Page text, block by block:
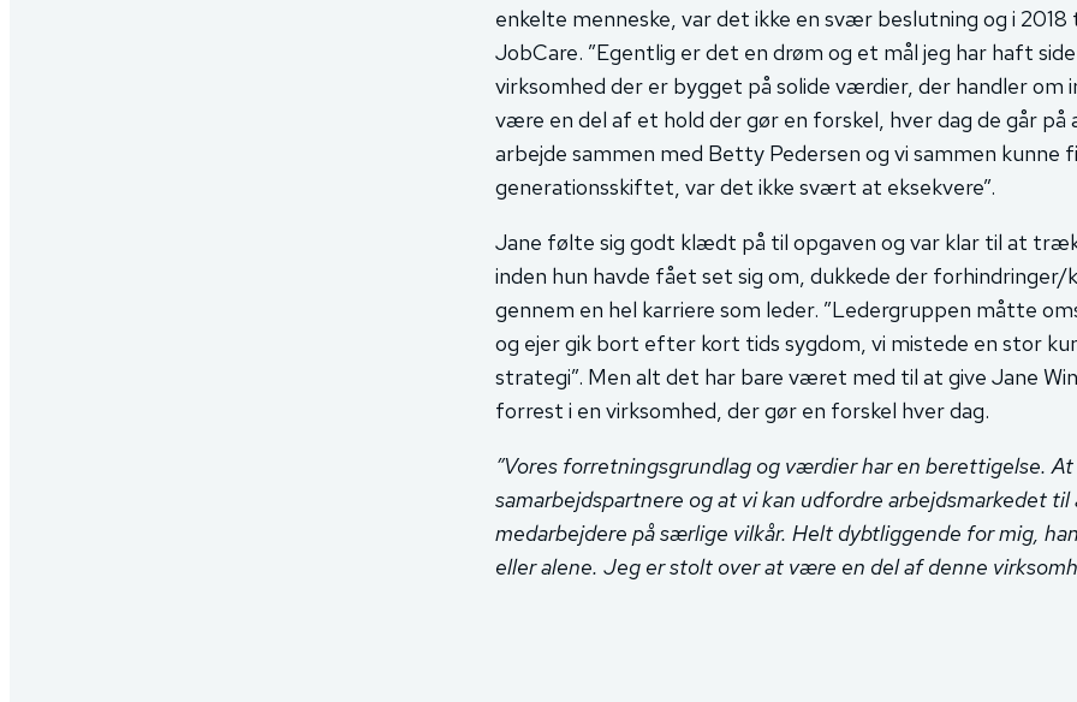
enkelte menneske, var det ikke en svær beslutning og i
JobCare. ”Egentlig er det en drøm og et mål jeg har haft
virksomhed der er bygget på solide værdier, der handler om
være en del af et hold der gør en forskel, hver dag de går
arbejde sammen med Betty Pedersen og vi sammen
generationsskiftet, var det ikke svært at eksekvere”.
Jane følte sig godt klædt på til opgaven og var klar til at
inden hun havde fået set sig om, dukkede der
gennem en hel karriere som leder. ”Ledergruppen måtte
og ejer gik bort efter kort tids sygdom, vi mistede en stor
strategi”. Men alt det har bare været med til at give Jane
forrest i en virksomhed, der gør en forskel hver dag.
”Vores forretningsgrundlag og værdier har en berettigelse. At
samarbejdspartnere og at vi kan udfordre arbejdsmarkedet
medarbejdere på særlige vilkår. Helt dybtliggende for mig,
eller alene. Jeg er stolt over at være en del af denne